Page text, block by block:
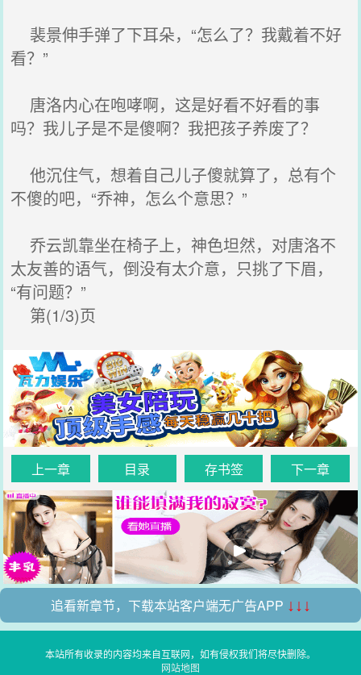
裴景伸手弹了下耳朵，“怎么了？我戴着不好
看？”
唐洛内心在咆哮啊，这是好看不好看的事
吗？我儿子是不是傻啊？我把孩子养废了？
他沉住气，想着自己儿子傻就算了，总有个
不傻的吧，“乔神，怎么个意思？”
乔云凯靠坐在椅子上，神色坦然，对唐洛不
太友善的语气，倒没有太介意，只挑了下眉，
“有问题？”
第(1/3)页
上一章 目录 存书签 下一章
追看新章节，下载本站客户端无广告APP ↓↓↓
本站所有收录的内容均来自互联网，如有侵权我们将尽快删除。
网站地图